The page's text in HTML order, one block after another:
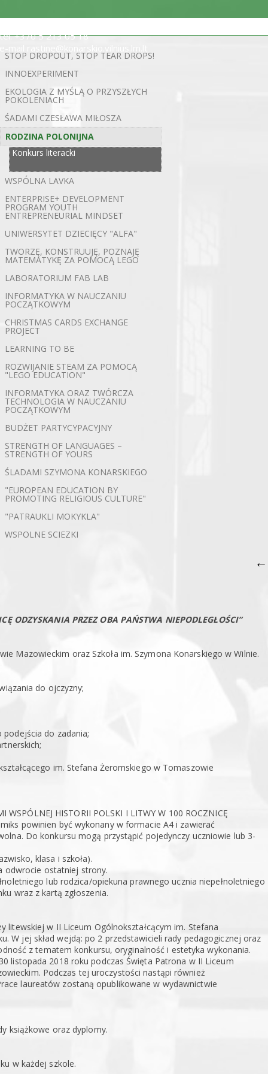
tel. +370 5 213 05 18
STOP DROPOUT, STOP TEAR DROPS!
INNOEXPERIMENT
EKOLOGIA Z MYŚLĄ O PRZYSZŁYCH
POKOLENIACH
ŚADAMI CZESŁAWA MIŁOSZA
RODZINA POLONIJNA
Konkurs literacki
WSPÓLNA LAVKA
ENTERPRISE+ DEVELOPMENT
PROGRAM YOUTH
ENTREPRENEURIAL MINDSET
UNIWERSYTET DZIECIĘCY "ALFA"
TWORZĘ, KONSTRUUJĘ, POZNAJĘ
MATEMATYKĘ ZA POMOCĄ LEGO
LABORATORIUM FAB LAB
INFORMATYKA W NAUCZANIU
POCZĄTKOWYM
CHRISTMAS CARDS EXCHANGE
PROJECT
LEARNING TO BE
ROZWIJANIE STEAM ZA POMOCĄ
"LEGO EDUCATION"
INFORMATYKA ORAZ TWÓRCZA
TECHNOLOGIA W NAUCZANIU
POCZĄTKOWYM
BUDŻET PARTYCYPACYJNY
STRENGTH OF LANGUAGES –
STRENGTH OF YOURS
ŚLADAMI SZYMONA KONARSKIEGO
"EUROPEAN EDUCATION BY
PROMOTING RELIGIOUS CULTURE"
"PATRAUKLI MOKYKLA"
WSPOLNE SCIEZKI
←
ODZYSKANIA PRZEZ OBA PAŃSTWA NIEPODLEGŁOŚCI”
Mazowieckim oraz Szkoła im. Szymona Konarskiego w Wilnie.
do ojczyzny;
do zadania;
im. Stefana Żeromskiego w Tomaszowie
HISTORII POLSKI I LITWY W 100 ROCZNICĘ
powinien być wykonany w formacie A4 i zawierać
Do konkursu mogą przystąpić pojedynczy uczniowie lub 3-
klasa i szkoła).
odwrocie ostatniej strony.
lub rodzica/opiekuna prawnego ucznia niepełnoletniego
wraz z kartą zgłoszenia.
litewskiej w II Liceum Ogólnokształcącym im. Stefana
W jej skład wejdą: po 2 przedstawicieli rady pedagogicznej oraz
z tematem konkursu, oryginalność i estetyka wykonania.
listopada 2018 roku podczas Święta Patrona w II Liceum
Podczas tej uroczystości nastąpi również
laureatów zostaną opublikowane w wydawnictwie
książkowe oraz dyplomy.
w każdej szkole.